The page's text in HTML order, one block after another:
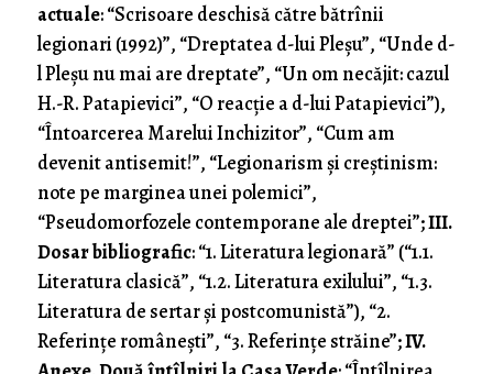
actuale: “Scrisoare deschisă către bătrînii
legionari (1992)”, “Dreptatea d-lui Pleşu”, “Unde d-
l Pleşu nu mai are dreptate”, “Un om necăjit: cazul
H.-R. Patapievici”, “O reacţie a d-lui Patapievici”),
“Întoarcerea Marelui Inchizitor”, “Cum am
devenit antisemit!”, “Legionarism şi creştinism:
note pe marginea unei polemici”,
“Pseudomorfozele contemporane ale dreptei”;III.
Dosar bibliogra­fic: “1. Literatura legionară” (“1.1.
Literatura clasi­că”, “1.2. Literatura exilului”, “1.3.
Literatura de sertar şi postcomunistă”), “2.
Referinţe româ­neşti”, “3. Referinţe străine”;IV.